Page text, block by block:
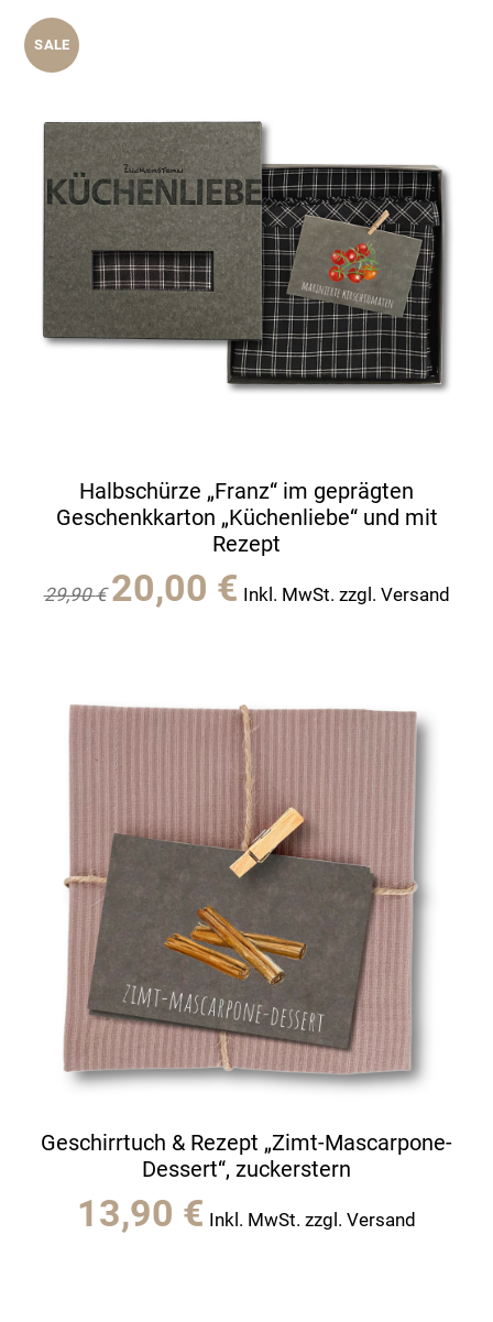
SALE
Halbschürze „Franz“ im geprägten
Geschenkkarton „Küchenliebe“ und mit
Rezept
29,90€
Ursprünglicher
Preis
20,00 € Preis
Inkl. MwSt. zzgl. Versand
Geschirrtuch & Rezept „Zimt-Mascarpone-
Dessert“, zuckerstern
13,90 € Inkl. MwSt. zzgl. Versand